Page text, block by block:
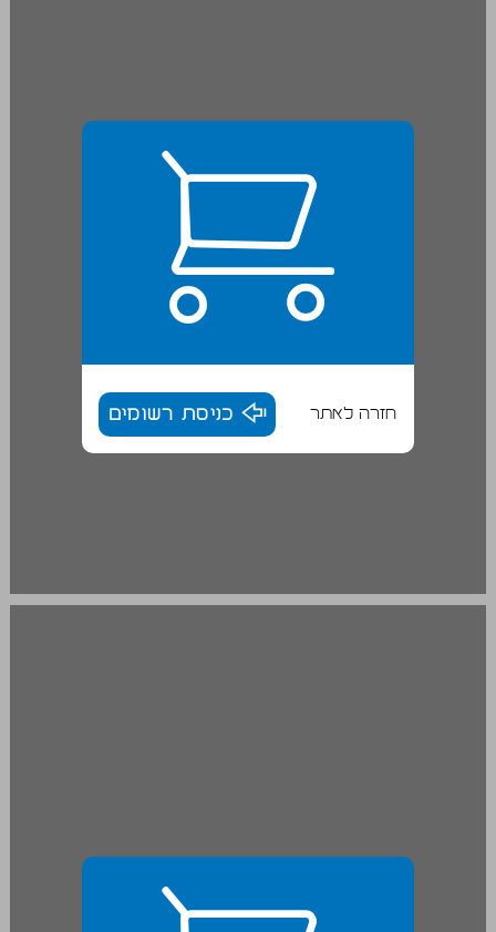
חזרה לאתר כניסת רשומים